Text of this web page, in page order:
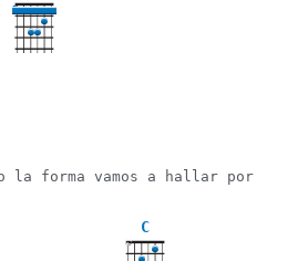
3
la forma vamos a hallar por
C
X